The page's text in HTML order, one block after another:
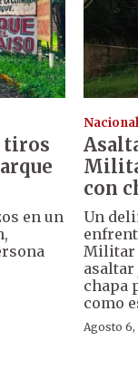
tiros
en un
con
Un
Militar
asaltar
chapa
como
Agosto 6,